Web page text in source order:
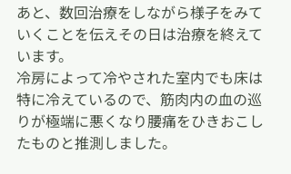
あと、数回治療をしながら様子をみて
いくことを伝えその日は治療を終えて
います。
冷房によって冷やされた室内でも床は
特に冷えているので、筋肉内の血の巡
りが極端に悪くなり腰痛をひきおこし
たものと推測しました。